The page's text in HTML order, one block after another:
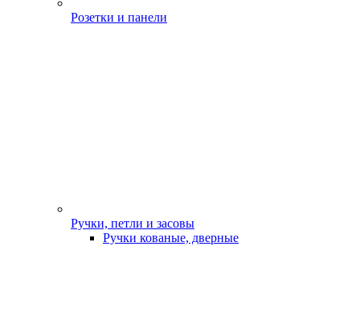
Розетки и панели
Ручки, петли и засовы
Ручки кованые, дверные